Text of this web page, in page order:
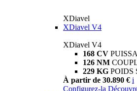
XDiavel
XDiavel V4
XDiavel V4
168 CV
126 NM
229 KG POIDS
À partir de 30.890 € i
Configurez-la